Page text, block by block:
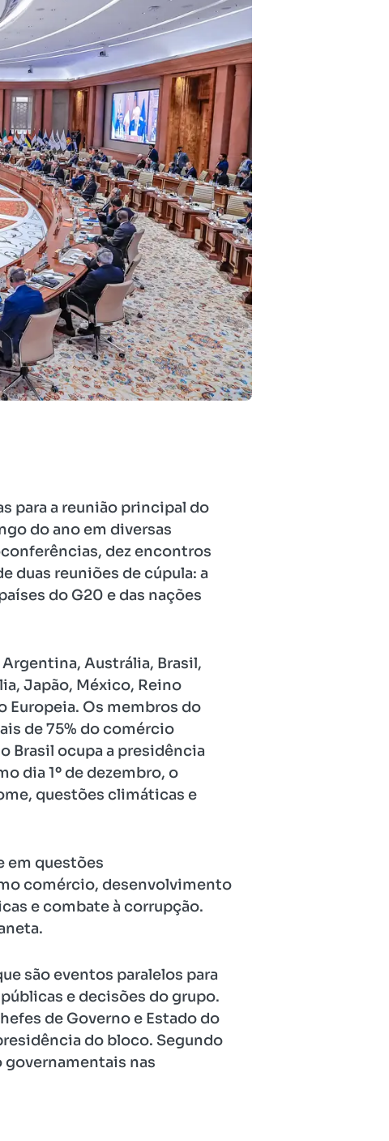
para a reunião principal do
do ano em diversas
dez encontros
duas reuniões de cúpula: a
do G20 e das nações
Austrália, Brasil,
Japão, México, Reino
Europeia. Os membros do
de 75% do comércio
Brasil ocupa a presidência
dia 1º de dezembro, o
questões climáticas e
em questões
comércio, desenvolvimento
e combate à corrupção.
são eventos paralelos para
e decisões do grupo.
de Governo e Estado do
do bloco. Segundo
governamentais nas